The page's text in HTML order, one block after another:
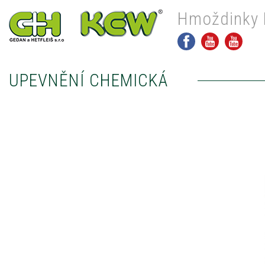
Hmoždinky
UPEVNĚNÍ CHEMICKÁ